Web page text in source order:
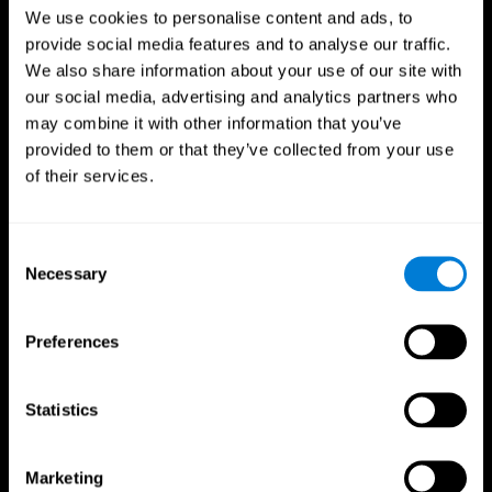
We use cookies to personalise content and ads, to
provide social media features and to analyse our traffic.
We also share information about your use of our site with
our social media, advertising and analytics partners who
may combine it with other information that you’ve
provided to them or that they’ve collected from your use
of their services.
Selection
Necessary
Preferences
Statistics
Marketing
اتخاذ القرار بشكل أسرع
المعرفي يمكن أن يحسن بشكل كبير قدرات الرياضيين على
اتخاذ القرار، مما يمنحهم الأفضلية خلال لحظات اللعب
تحسين التركيز
أفادت دراسة في مجلة علم النفس الرياضي والتمارين الرياضية